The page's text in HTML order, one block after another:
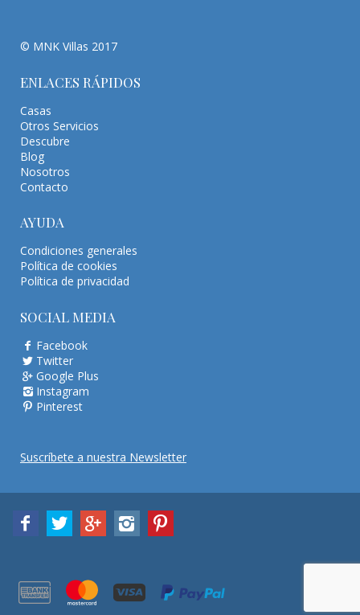
© MNK Villas 2017
ENLACES RÁPIDOS
Casas
Otros Servicios
Descubre
Blog
Nosotros
Contacto
AYUDA
Condiciones generales
Política de cookies
Política de privacidad
SOCIAL MEDIA
Facebook
Twitter
Google Plus
Instagram
Pinterest
Suscríbete a nuestra Newsletter